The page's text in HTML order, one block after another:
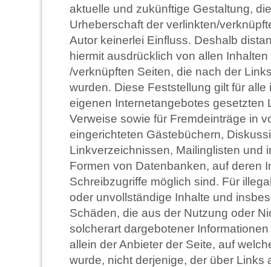
aktuelle und zukünftige Gestaltung,
Urheberschaft der verlinkten/
Autor keinerlei Einfluss. Deshalb
hiermit ausdrücklich von allen
/verknüpften Seiten, die nach der
wurden. Diese Feststellung gilt für alle
eigenen Internetangebotes gesetzten
Verweise sowie für Fremdeinträge in
eingerichteten Gästebüchern,
Linkverzeichnissen, Mailinglisten und
Formen von Datenbanken, auf deren
Schreibzugriffe möglich sind. Für
oder unvollständige Inhalte und
Schäden, die aus der Nutzung oder
solcherart dargebotener
allein der Anbieter der Seite, auf
wurde, nicht derjenige, der über Links